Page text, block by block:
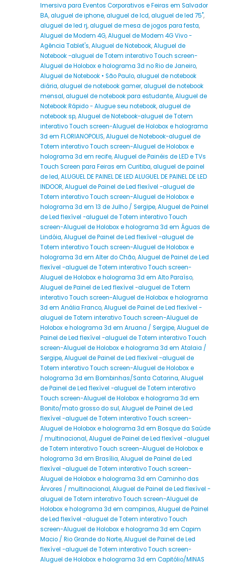
Imersiva para Eventos Corporativos e Feiras em Salvador
BA,aluguel de iphone,aluguel de lcd,aluguel de led 75",
aluguel de led rj,aluguel de mesa de jogos para festa,
Aluguel de Modem 4G,Aluguel de Modem 4G Vivo -
Agência Tablet's,Aluguel de Notebook,Aluguel de
Notebook -aluguel de Totem interativo Touch screen-
Aluguel de Holobox e holograma 3d no Rio de Janeiro,
Aluguel de Notebook • São Paulo,aluguel de notebook
diária,aluguel de notebook gamer,aluguel de notebook
mensal,aluguel de notebook para estudante,Aluguel de
Notebook Rápido - Alugue seu notebook,aluguel de
notebook sp,Aluguel de Notebook-aluguel de Totem
interativo Touch screen-Aluguel de Holobox e holograma
3d em FLORIANOPOLIS,Aluguel de Notebook-aluguel de
Totem interativo Touch screen-Aluguel de Holobox e
holograma 3d em recife,Aluguel de Painéis de LED e TVs
Touch Screen para Feiras em Curitiba,aluguel de painel
de led,ALUGUEL DE PAINEL DE LED ALUGUEL DE PAINEL DE LED
INDOOR,Aluguel de Painel de Led flexível -aluguel de
Totem interativo Touch screen-Aluguel de Holobox e
holograma 3d em 13 de Julho / Sergipe,Aluguel de Painel
de Led flexível -aluguel de Totem interativo Touch
screen-Aluguel de Holobox e holograma 3d em Águas de
Lindóia,Aluguel de Painel de Led flexível -aluguel de
Totem interativo Touch screen-Aluguel de Holobox e
holograma 3d em Alter do Chão,Aluguel de Painel de Led
flexível -aluguel de Totem interativo Touch screen-
Aluguel de Holobox e holograma 3d em Alto Paraíso,
Aluguel de Painel de Led flexível -aluguel de Totem
interativo Touch screen-Aluguel de Holobox e holograma
3d em Anália Franco,Aluguel de Painel de Led flexível -
aluguel de Totem interativo Touch screen-Aluguel de
Holobox e holograma 3d em Aruana / Sergipe,Aluguel de
Painel de Led flexível -aluguel de Totem interativo Touch
screen-Aluguel de Holobox e holograma 3d em Atalaia /
Sergipe,Aluguel de Painel de Led flexível -aluguel de
Totem interativo Touch screen-Aluguel de Holobox e
holograma 3d em Bombinhas/Santa Catarina,Aluguel
de Painel de Led flexível -aluguel de Totem interativo
Touch screen-Aluguel de Holobox e holograma 3d em
Bonito/mato grosso do sul,Aluguel de Painel de Led
flexível -aluguel de Totem interativo Touch screen-
Aluguel de Holobox e holograma 3d em Bosque da Saúde
/ multinacional,Aluguel de Painel de Led flexível -aluguel
de Totem interativo Touch screen-Aluguel de Holobox e
holograma 3d em Brasília,Aluguel de Painel de Led
flexível -aluguel de Totem interativo Touch screen-
Aluguel de Holobox e holograma 3d em Caminho das
Árvores / multinacional,Aluguel de Painel de Led flexível -
aluguel de Totem interativo Touch screen-Aluguel de
Holobox e holograma 3d em campinas,Aluguel de Painel
de Led flexível -aluguel de Totem interativo Touch
screen-Aluguel de Holobox e holograma 3d em Capim
Macio / Rio Grande do Norte,Aluguel de Painel de Led
flexível -aluguel de Totem interativo Touch screen-
Aluguel de Holobox e holograma 3d em Capitólio/MINAS